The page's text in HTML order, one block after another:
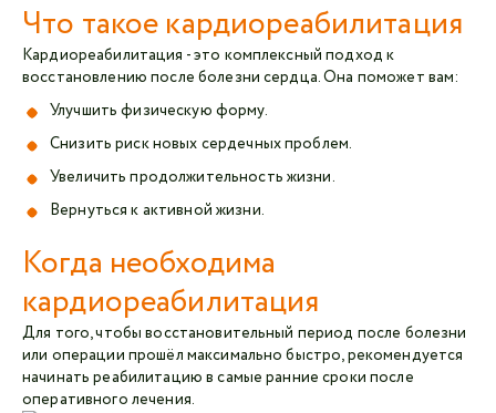
Что такое кардиореабилитация
Кардиореабилитация - это комплексный подход к
восстановлению после болезни сердца. Она поможет вам:
Улучшить физическую форму.
Снизить риск новых сердечных проблем.
Увеличить продолжительность жизни.
Вернуться к активной жизни.
Когда необходима
кардиореабилитация
Для того, чтобы восстановительный период после болезни
или операции прошёл максимально быстро, рекомендуется
начинать реабилитацию в самые ранние сроки после
оперативного лечения.